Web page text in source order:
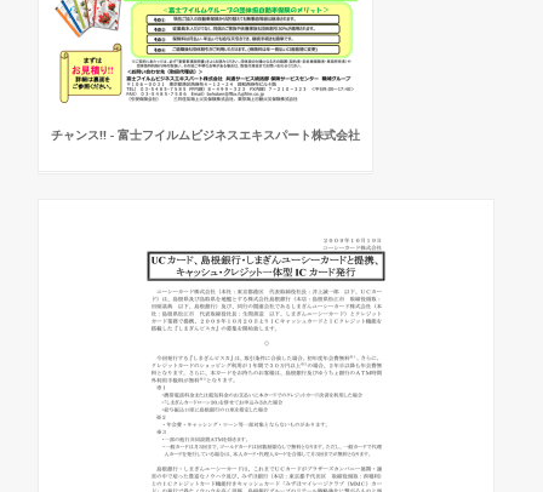
チャンス!! - 富士フイルムビジネスエキスパート株式会社